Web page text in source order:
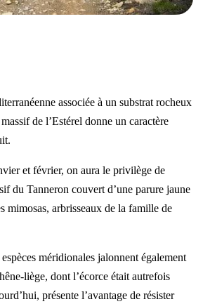
associée à un substrat rocheux
de l’Estérel donne un caractère
et février, on aura le privilège de
du Tanneron couvert d’une parure jaune
mimosas, arbrisseaux de la famille de
méridionales jalonnent également
liège, dont l’écorce était autrefois
présente l’avantage de résister